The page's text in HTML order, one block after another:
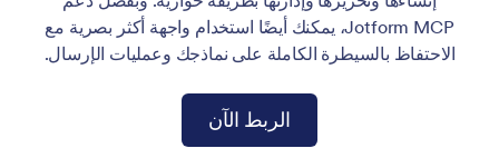
Jotform MCP، يمكنك أيضًا استخدام واجهة أكثر بصرية مع
الاحتفاظ بالسيطرة الكاملة على نماذجك وعمليات الإرسال.
الربط الآن